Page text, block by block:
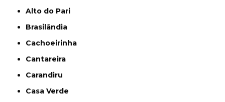
Alto do Pari
Brasilândia
Cachoeirinha
Cantareira
Carandiru
Casa Verde